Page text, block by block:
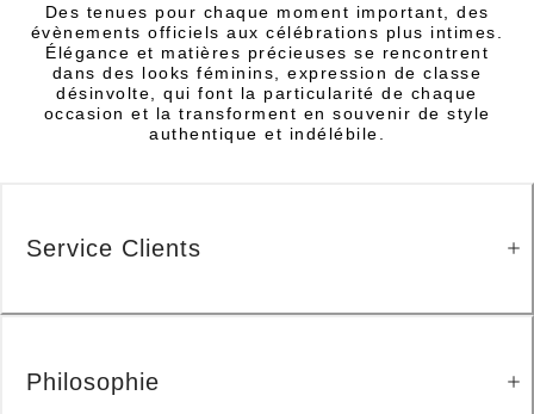
Des tenues pour chaque moment important, des
évènements officiels aux célébrations plus intimes.
Élégance et matières précieuses se rencontrent
dans des looks féminins, expression de classe
désinvolte, qui font la particularité de chaque
occasion et la transforment en souvenir de style
authentique et indélébile.
Service Clients
Philosophie